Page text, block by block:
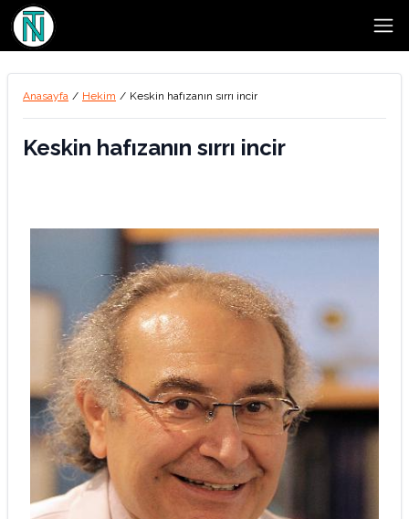
Anasayfa / Hekim / Keskin hafızanın sırrı incir
Keskin hafızanın sırrı incir